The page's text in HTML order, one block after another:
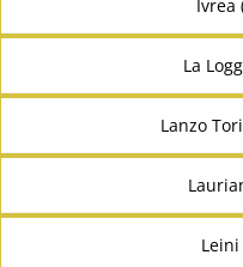
Ivrea
La
Lanzo